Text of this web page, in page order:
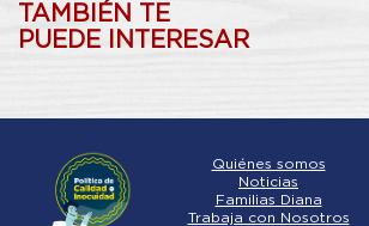
TAMBIÉN TE
PUEDE INTERESAR
Quiénes somos
Noticias
Familias Diana
Trabaja con Nosotros